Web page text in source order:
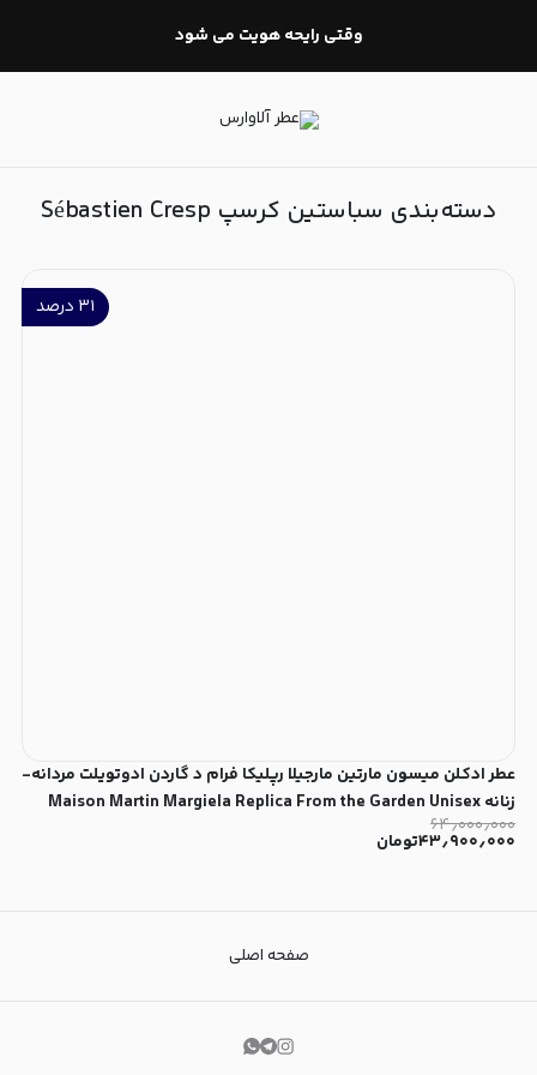
وقتی رایحه هویت می شود
دسته‌بندی سباستین کرسپ Sébastien Cresp
۳۱ درصد
عطر ادکلن میسون مارتین مارجیلا رپلیکا فرام د گاردن ادوتویلت مردانه-
زنانه Maison Martin Margiela Replica From the Garden Unisex
EDT
۶۴٫۰۰۰٫۰۰۰
۴۳٫۹۰۰٫۰۰۰تومان
صفحه اصلی